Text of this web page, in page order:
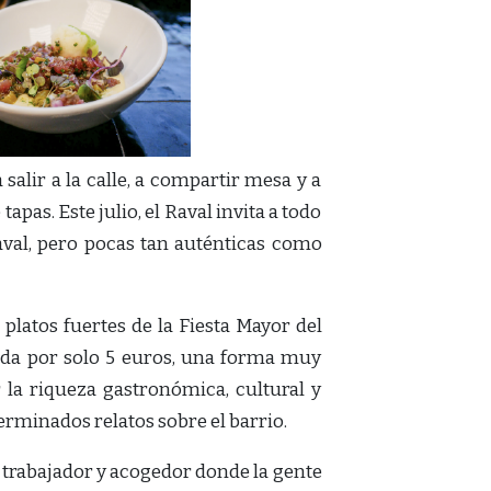
a la calle, a compartir mesa y a
Este julio, el Raval invita a todo
pero pocas tan auténticas como
fuertes de la Fiesta Mayor del
por solo 5 euros, una forma muy
riqueza gastronómica, cultural y
relatos sobre el barrio.
y acogedor donde la gente